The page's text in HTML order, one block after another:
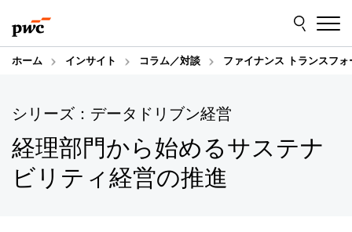
to
content
to
footer
ホーム インサイト コラム／対談 ファイナンス トランスフ
シリーズ：データドリブン経営
経理部門から始めるサステナ
ビリティ経営の推進